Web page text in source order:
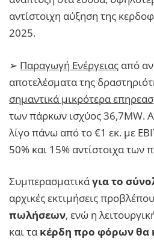
αντίστοιχη αύξηση της
2025.
➢ Παραγωγή Ενέργειας από
αποτελέσματα της
σημαντικά μικρότερα
των πάρκων ισχύος 36,7MW.
λίγο πάνω από το €1 εκ. με
50% και 15% αντίστοιχα των
Συμπερασματικάγια το
αρχικές εκτιμήσεις
πωλήσεων, ενώ η
και τακέρδη προ φόρων θα